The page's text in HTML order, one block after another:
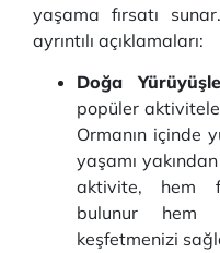
yaşama fırsatı
ayrıntılı açıklamaları:
Doğa
popüler
Ormanın içinde
yaşamı
aktivite, hem
bulunur hem
keşfetmenizi